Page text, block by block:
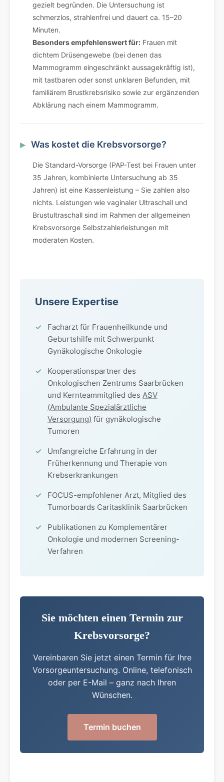
gezielt begründen. Die Untersuchung ist
schmerzlos, strahlenfrei und dauert ca. 15–20
Minuten.
Besonders empfehlenswert für: Frauen mit
dichtem Drüsengewebe (bei denen das
Mammogramm eingeschränkt aussagekräftig ist),
mit tastbaren oder sonst unklaren Befunden, mit
familiärem Brustkrebsrisiko sowie zur ergänzenden
Abklärung nach einem Mammogramm.
Was kostet die Krebsvorsorge?
Die Standard-Vorsorge (PAP-Test bei Frauen unter
35 Jahren, kombinierte Untersuchung ab 35
Jahren) ist eine Kassenleistung – Sie zahlen also
nichts. Leistungen wie vaginaler Ultraschall und
Brustultraschall sind im Rahmen der allgemeinen
Krebsvorsorge Selbstzahlerleistungen mit
moderaten Kosten.
Unsere Expertise
Facharzt für Frauenheilkunde und
Geburtshilfe mit Schwerpunkt
Gynäkologische Onkologie
Kooperationspartner des
Onkologischen Zentrums Saarbrücken
und Kernteammitglied des ASV
(Ambulante Spezialärztliche
Versorgung) für gynäkologische
Tumoren
Umfangreiche Erfahrung in der
Früherkennung und Therapie von
Krebserkrankungen
FOCUS-empfohlener Arzt, Mitglied des
Tumorboards Caritasklinik Saarbrücken
Publikationen zu Komplementärer
Onkologie und modernen Screening-
Verfahren
Sie möchten einen Termin zur
Krebsvorsorge?
Vereinbaren Sie jetzt einen Termin für Ihre
Vorsorgeuntersuchung. Online, telefonisch
oder per E-Mail – ganz nach Ihren
Wünschen.
Termin buchen